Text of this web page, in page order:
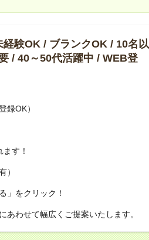
験OK / ブランクOK / 10名以
/ 40～50代活躍中 / WEB登
録OK）
す！
）
」をクリック！
わせて幅広くご提案いたします。